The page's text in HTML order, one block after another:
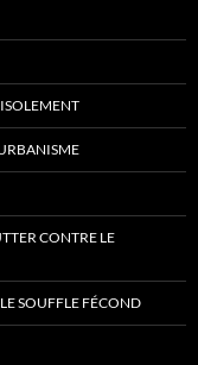
CONTRE LE
SOUFFLE FÉCOND